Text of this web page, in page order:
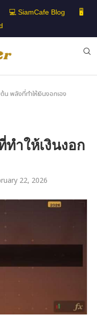
💻 SiamCafe Blog
🖥️
น พลังที่ทำให้เงินงอกเอง
ำให้เงินงอก
22, 2026